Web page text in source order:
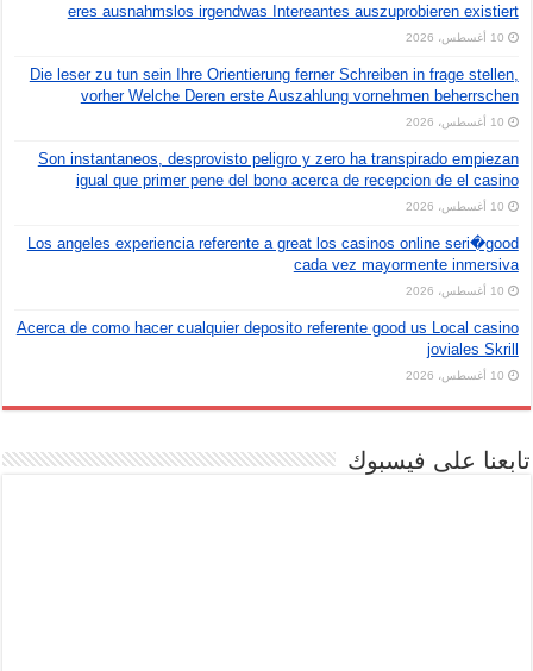
eres ausnahmslos irgendwas Intereantes auszuprobieren existiert
10 أغسطس، 2026
Die leser zu tun sein Ihre Orientierung ferner Schreiben in frage stellen,
vorher Welche Deren erste Auszahlung vornehmen beherrschen
10 أغسطس، 2026
Son instantaneos, desprovisto peligro y zero ha transpirado empiezan
igual que primer pene del bono acerca de recepcion de el casino
10 أغسطس، 2026
Los angeles experiencia referente a great los casinos online seri�good
cada vez mayormente inmersiva
10 أغسطس، 2026
Acerca de como hacer cualquier deposito referente good us Local casino
joviales Skrill
10 أغسطس، 2026
تابعنا على فيسبوك